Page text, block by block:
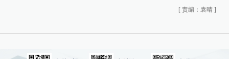
[ 责编：袁晴 ]